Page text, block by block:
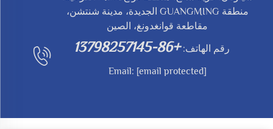
منطقة GUANGMING الجديدة، مدينة شنتشن،
مقاطعة قوانغدونغ، الصين
رقم الهاتف: +86-13798257145
Email: [email protected]